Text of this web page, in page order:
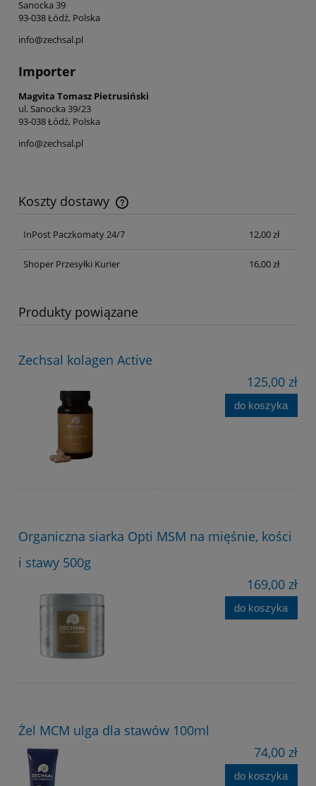
Sanocka 39
93-038 Łódź, Polska
info@zechsal.pl
Importer
Magvita Tomasz Pietrusiński
ul. Sanocka 39/23
93-038 Łódź, Polska
info@zechsal.pl
Koszty dostawy
Cena nie zawiera ewentualnych kosztów płatności
InPost Paczkomaty 24/7
12,00 zł
Shoper Przesyłki Kurier 16,00 zł
Produkty powiązane
Zechsal kolagen Active
125,00 zł
do koszyka
Organiczna siarka Opti MSM na mięśnie, kości
i stawy 500g
169,00 zł
do koszyka
Żel MCM ulga dla stawów 100ml
74,00 zł
do koszyka